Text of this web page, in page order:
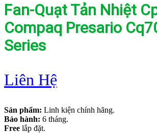
Fan-Quạt Tản Nhiệt
Compaq Presario
Series
Liên Hệ
Sản phẩm: Linh kiện chính hãng.
Bảo hành: 6 tháng.
Free lắp đặt.